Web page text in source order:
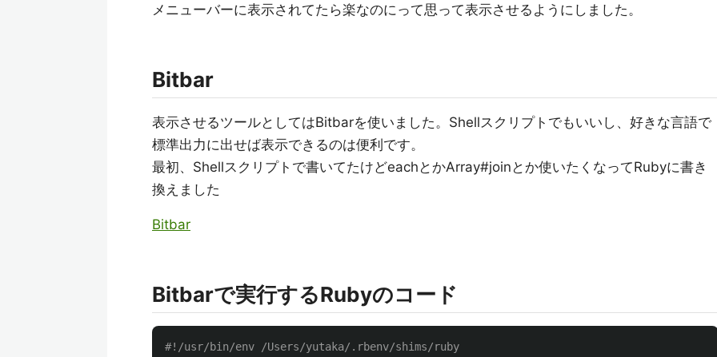
メニューバーに表示されてたら楽なのにって思って表示させるようにしました。
Bitbar
表示させるツールとしてはBitbarを使いました。Shellスクリプトでもいいし、好きな言語で
標準出力に出せば表示できるのは便利です。
最初、Shellスクリプトで書いてたけどeachとかArray#joinとか使いたくなってRubyに書き
換えました
Bitbar
Bitbarで実行するRubyのコード
#!/usr/bin/env /Users/yutaka/.rbenv/shims/ruby